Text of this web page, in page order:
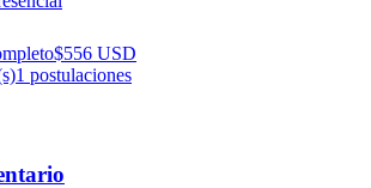
$556 USD
1 postulaciones